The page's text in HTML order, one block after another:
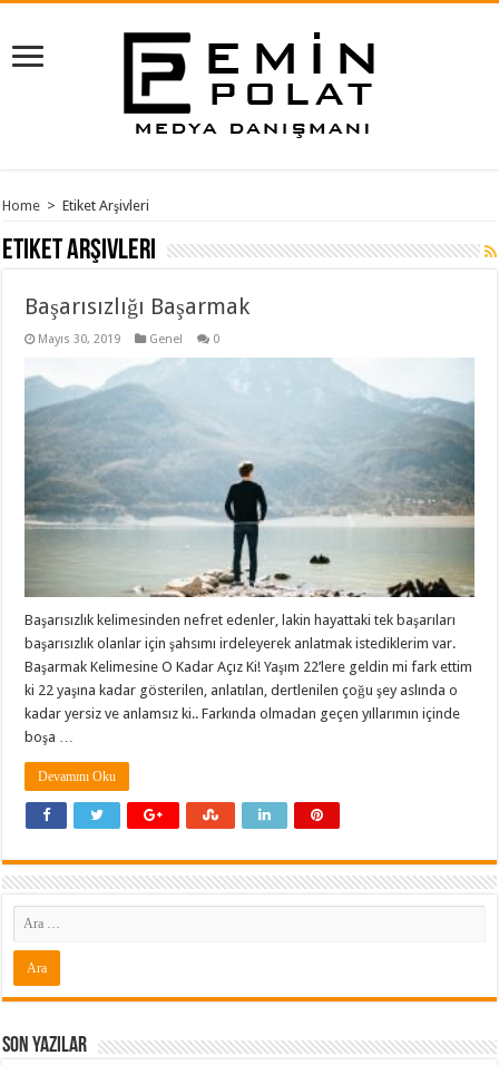
Home > Etiket Arşivleri
Etiket Arşivleri
Başarısızlığı Başarmak
Mayıs 30, 2019 Genel 0
Başarısızlık kelimesinden nefret edenler, lakin hayattaki tek başarıları
başarısızlık olanlar için şahsımı irdeleyerek anlatmak istediklerim var.
Başarmak Kelimesine O Kadar Açız Ki! Yaşım 22’lere geldin mi fark ettim
ki 22 yaşına kadar gösterilen, anlatılan, dertlenilen çoğu şey aslında o
kadar yersiz ve anlamsız ki.. Farkında olmadan geçen yıllarımın içinde
boşa …
Devamını Oku
Son Yazılar